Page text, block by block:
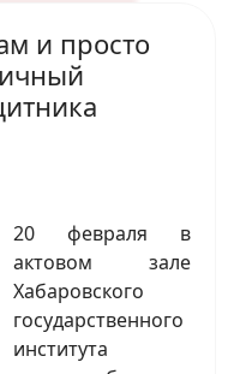
и просто
20 февраля в
актовом зале
Хабаровского
государственного
института